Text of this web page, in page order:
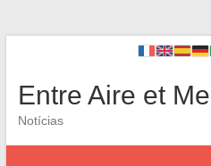
Entre Aire et
Notícias